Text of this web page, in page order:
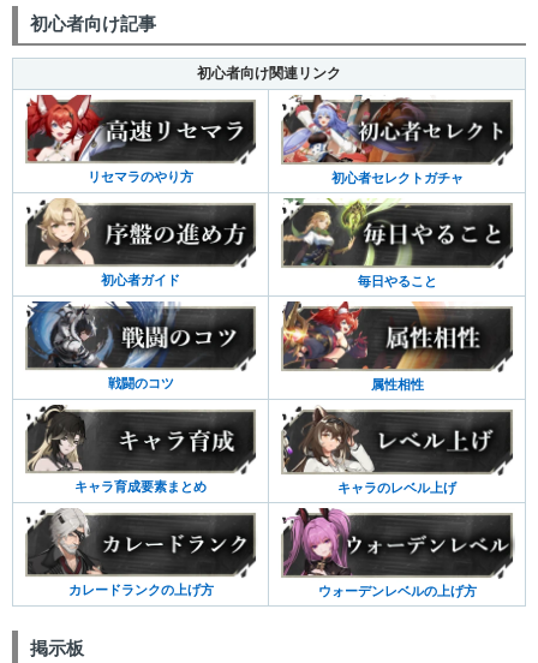
初心者向け記事
初心者向け関連リンク
リセマラのやり方 初心者セレクトガチャ
初心者ガイド 毎日やること
戦闘のコツ 属性相性
キャラ育成要素まとめ キャラのレベル上げ
カレードランクの上げ方 ウォーデンレベルの上げ方
掲示板